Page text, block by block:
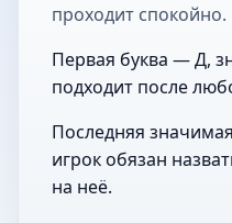
проходит спокойно.
Первая буква — Д,
подходит после
Последняя
игрок обязан
на неё.